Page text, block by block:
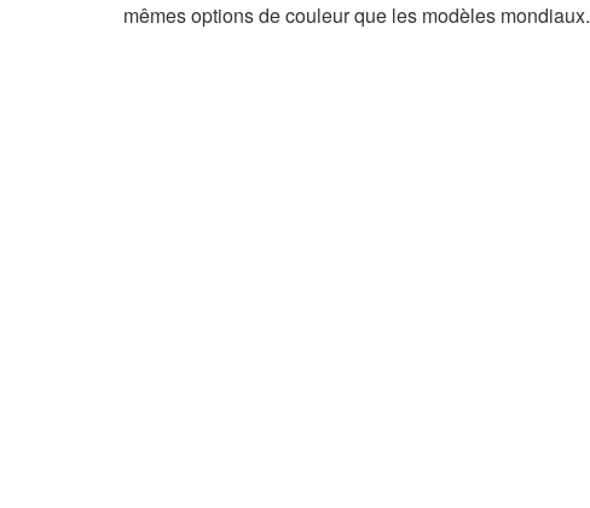
mêmes options de couleur que les modèles mondiaux.